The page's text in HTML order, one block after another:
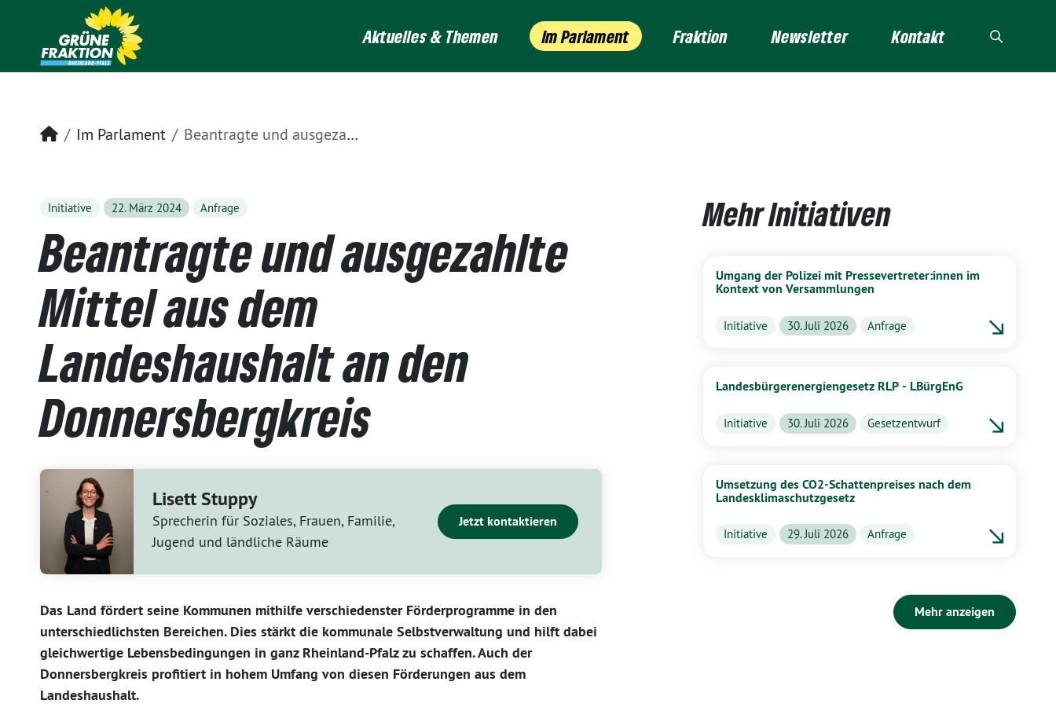
Aktuelles & Themen Im Parlament Fraktion Newsletter Kontakt
Startseite
Im Parlament Beantragte und ausgezahlte Mittel aus dem Landeshaushalt an den Donnersbergkreis
Initiative 22. März 2024 Anfrage
Beantragte und ausgezahlte
Mittel aus dem
Landeshaushalt an den
Donnersbergkreis
Lisett Stuppy
Sprecherin für Soziales, Frauen, Familie,
Jugend und ländliche Räume
Jetzt kontaktieren
Das Land fördert seine Kommunen mithilfe verschiedenster Förderprogramme in den
unterschiedlichsten Bereichen. Dies stärkt die kommunale Selbstverwaltung und hilft dabei
gleichwertige Lebensbedingungen in ganz Rheinland-Pfalz zu schaffen. Auch der
Donnersbergkreis profitiert in hohem Umfang von diesen Förderungen aus dem
Landeshaushalt.
Mehr Initiativen
Umgang der Polizei mit Pressevertreter:innen im
Kontext von Versammlungen
Initiative 30. Juli 2026 Anfrage
Landesbürgerenergiengesetz RLP - LBürgEnG
Initiative 30. Juli 2026 Gesetzentwurf
Umsetzung des CO2-Schattenpreises nach dem
Landesklimaschutzgesetz
Initiative 29. Juli 2026 Anfrage
Mehr anzeigen